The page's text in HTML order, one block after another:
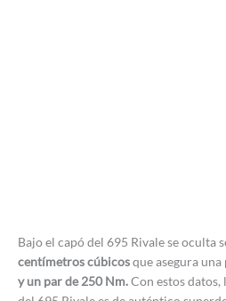
Bajo el capó del 695 Rivale se oculta
centímetros cúbicosque asegura
y un par de 250 Nm.Con estos